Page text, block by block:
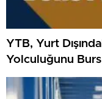
YTB, Yurt
Yolculuğunu